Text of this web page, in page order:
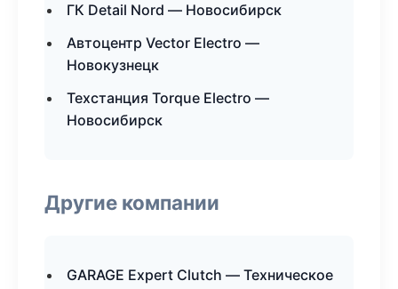
ГК Detail Nord — Новосибирск
Автоцентр Vector Electro —
Новокузнецк
Техстанция Torque Electro —
Новосибирск
Другие компании
GARAGE Expert Clutch — Техническое